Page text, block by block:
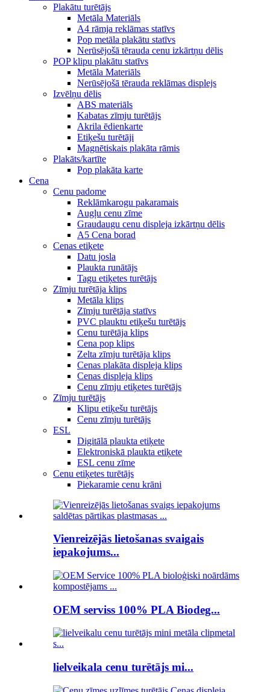
Plakātu turētājs
Metāla Materiāls
A4 rāmja reklāmas statīvs
Pop metāla plakātu statīvs
Nerūsējošā tērauda cenu izkārtņu dēlis
POP klipu plakātu statīvs
Metāla Materiāls
Nerūsējošā tērauda reklāmas displejs
Izvēlņu dēlis
ABS materiāls
Kabatas zīmju turētājs
Akrila ēdienkarte
Etiķešu turētāji
Magnētiskais plakāta rāmis
Plakāts/kartīte
Pop plakāta karte
Cena
Cenu padome
Reklāmkarogu pakaramais
Augļu cenu zīme
Graudaugu cenu displeja izkārtņu dēlis
A5 Cena borad
Cenas etiķete
Datu josla
Plaukta runātājs
Tagu etiķetes turētājs
Zīmju turētāja klips
Metāla klips
Zīmju turētāja statīvs
PVC plauktu etiķešu turētājs
Cenu turētāja klips
Cena pop klips
Zelta zīmju turētāja klips
Cenas plakāta displeja klips
Cenas displeja klips
Cenu zīmju etiķetes turētājs
Zīmju turētājs
Klipu etiķešu turētājs
Cenu zīmju turētājs
ESL
Digitālā plaukta etiķete
Elektroniskā plaukta etiķete
ESL cenu zīme
Cenu etiķetes turētājs
Piekaramie cenu krāni
Vienreizējās lietošanas svaigais
iepakojums...
OEM serviss 100% PLA Biodeg...
lielveikala cenu turētājs mi...